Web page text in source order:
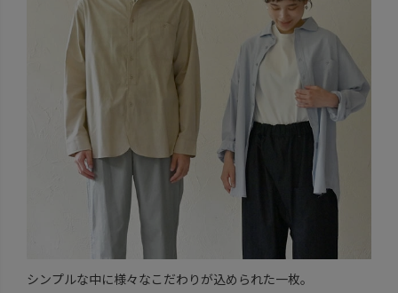
シンプルな中に様々なこだわりが込められた一枚。